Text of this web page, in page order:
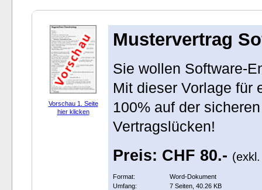
Vorschau 1. Seite
hier klicken
Mustervertrag
Sie wollen Software-
Mit dieser Vorlage für
100% auf der
Vertragslücken!
Preis: CHF 80.-
Format:
Word-Dokument
Umfang:
7 Seiten, 40.26 KB